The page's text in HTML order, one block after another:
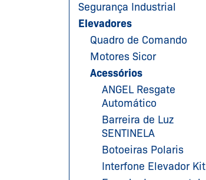
Segurança Industrial
Elevadores
Quadro de Comando
Motores Sicor
Acessórios
ANGEL Resgate
Automático
Barreira de Luz
SENTINELA
Botoeiras Polaris
Interfone Elevador Kit